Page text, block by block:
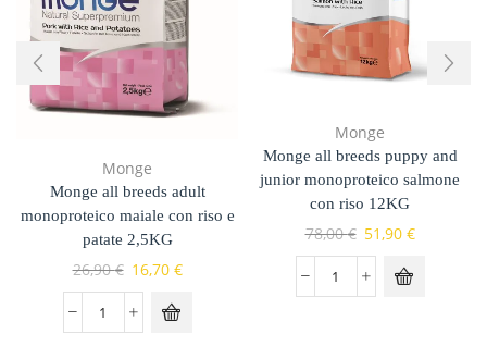
Monge
Monge all breeds adult
monoproteico maiale con riso e
patate 2,5KG
26,90€ 16,70 €
Monge
Monge all breeds puppy and
junior monoproteico salmone
con riso 12KG
78,00€ 51,90 €